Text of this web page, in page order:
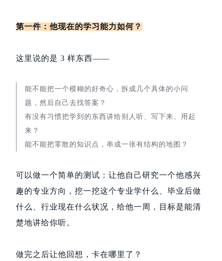
第一件：他现在的学习能力如何？
这里说的是 3 样东西——
能不能把一个模糊的好奇心，拆成几个具体的小问
题，然后自己去找答案？
有没有习惯把学到的东西讲给别人听、写下来、用起
来？
能不能把零散的知识点，串成一张有结构的地图？
可以做一个简单的测试：让他自己研究一个他感兴
趣的专业方向，挖一挖这个专业学什么、毕业后做
什么、行业现在什么状况，给他一周，目标是能清
楚地讲给你听。
做完之后让他回想，卡在哪里了？